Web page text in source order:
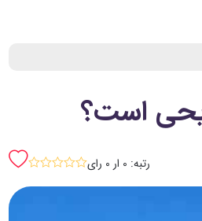
است؟
رتبه: 0 ار 0 رای sssss